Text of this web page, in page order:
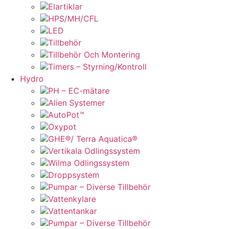
Elartiklar
HPS/MH/CFL
LED
Tillbehör
Tillbehör Och Montering
Timers – Styrning/Kontroll
Hydro
PH – EC-mätare
Alien Systemer
AutoPot™
Oxypot
GHE®/ Terra Aquatica®
Vertikala Odlingssystem
Wilma Odlingssystem
Droppsystem
Pumpar – Diverse Tillbehör
Vattenkylare
Vattentankar
Pumpar – Diverse Tillbehör